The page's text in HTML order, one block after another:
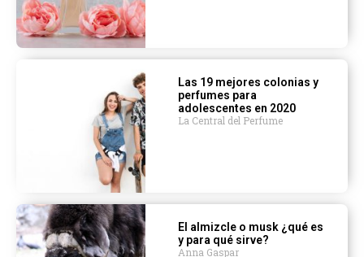
Las 19 mejores colonias y
perfumes para
adolescentes en 2020
La Central del Perfume
El almizcle o musk ¿qué es
y para qué sirve?
Anna Gaspar